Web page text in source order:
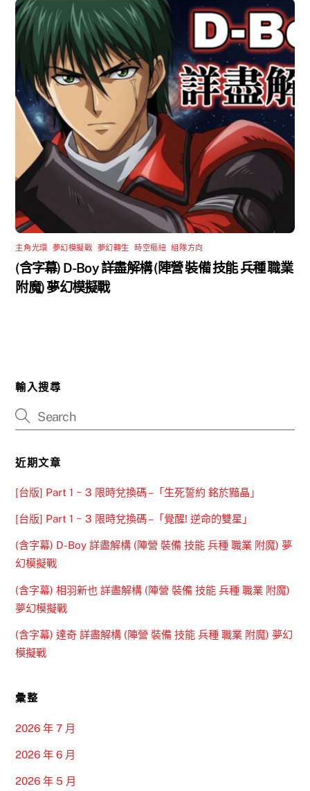
主角光環 夢幻模擬戰 夢幻轉生 ,時空樞紐 ,組隊方向
(含字幕) D-Boy 詳盡解構 (陣營 裝備 技能 兵種 職業
附魔) 夢幻模擬戰
輸入搜尋
近期文章
[台版] Part 1 ~ 3 限時兌換碼 –「生死誓約 銘於黯晶」
[台版] Part 1 ~ 3 限時兌換碼 –「覺醒! 逆命的雙星」
(含字幕) D-Boy 詳盡解構 (陣營 裝備 技能 兵種 職業 附魔) 夢
幻模擬戰
(含字幕) 相羽新也 詳盡解構 (陣營 裝備 技能 兵種 職業 附魔)
夢幻模擬戰
(含字幕) 達奇 詳盡解構 (陣營 裝備 技能 兵種 職業 附魔) 夢幻
模擬戰
彙整
2026 年 7 月
2026 年 6 月
2026 年 5 月